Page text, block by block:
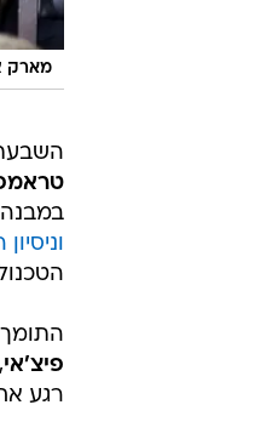
מארק
במבנה סגור
פיצ'אי
רגע